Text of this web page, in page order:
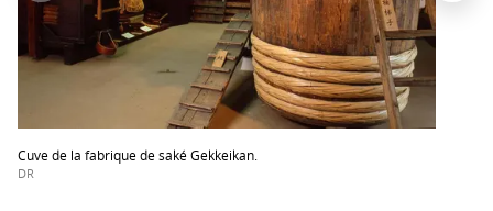
Cuve de la fabrique de saké Gekkeikan.
DR